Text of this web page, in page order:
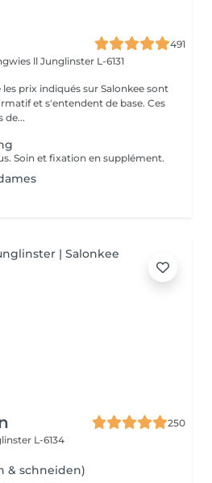
491
ll Junglinster L-6131
prix indiqués sur Salonkee sont
et s'entendent de base. Ces
de...
Soin et fixation en supplément.
250
L-6134
& schneiden)